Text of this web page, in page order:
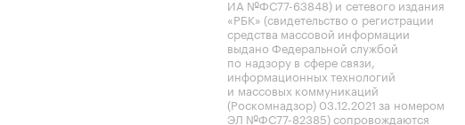
ИА №ФС77-63848) и сетевого издания
«РБК» (свидетельство о регистрации
средства массовой информации
выдано Федеральной службой
по надзору в сфере связи,
информационных технологий
и массовых коммуникаций
(Роскомнадзор) 03.12.2021 за номером
ЭЛ №ФС77-82385) сопровождаются